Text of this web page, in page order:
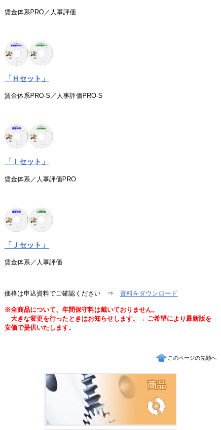
賃金体系PRO／人事評価
「Ｈセット」
賃金体系PRO-S／人事評価PRO-S
「Ｉセット」
賃金体系／人事評価PRO
「Ｊセット」
賃金体系／人事評価
価格は申込資料でご確認ください ⇒ 資料をダウンロード
※全商品について、年間保守料は戴いておりません。
大きな変更を行ったときはお知らせします。→ ご希望により最新版を
安価で提供いたします。
このページの先頭へ